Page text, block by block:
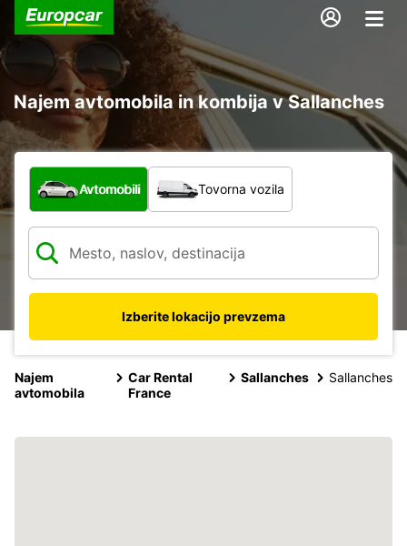
Najem avtomobila in kombija v Sallanches
Katera vrsta vozila?
Avtomobili Tovorna vozila
Izberite lokacijo prevzema
Najem
avtomobila
Car Rental
France
Sallanches Sallanches